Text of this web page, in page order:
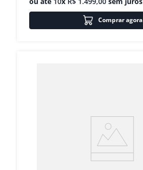
Comprar agora